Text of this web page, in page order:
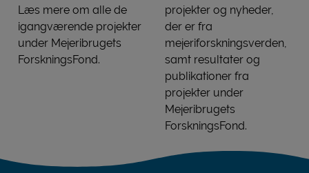
Læs mere om alle de
igangværende projekter
under Mejeribrugets
ForskningsFond.
projekter og nyheder,
der er fra
mejeriforskningsverden,
samt resultater og
publikationer fra
projekter under
Mejeribrugets
ForskningsFond.